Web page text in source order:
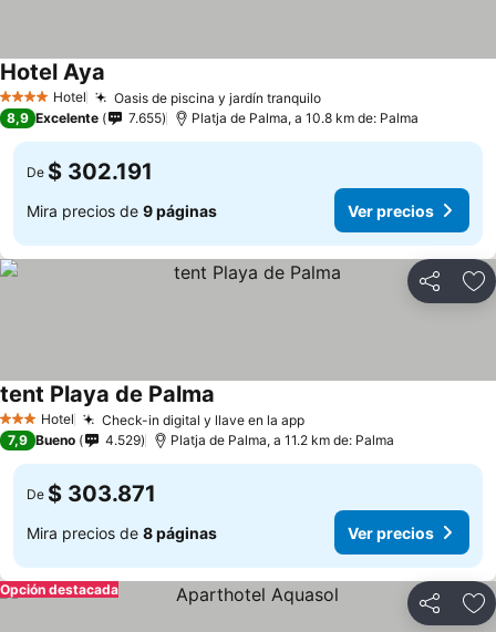
4 EstrellasHotel Oasis de piscina y jardín tranquilo
Hotel Aya
8,9 Excelente 7.655 Platja de Palma, a 10.8 km de: Palma
De $ 302.191
Mira precios de 9 páginas Ver precios
Compartir
3 Estrellas
Hotel Check-in digital y llave en la app
tent Playa de Palma
7,9 Bueno 4.529 Platja de Palma, a 11.2 km de: Palma
De $ 303.871
Mira precios de 8 páginas Ver precios
Compartir
Opción destacada